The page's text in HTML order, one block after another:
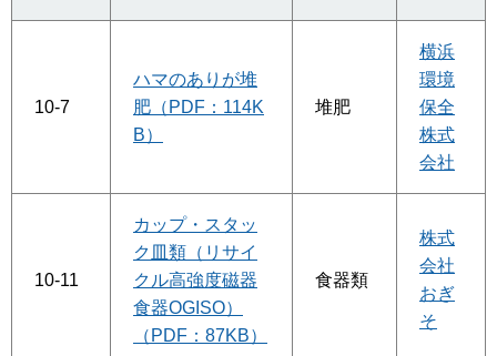
10-7
ハマのありが堆
肥（PDF：114K
B）
堆肥
横浜
環境
保全
株式
会社
10-11
カップ・スタッ
ク皿類（リサイ
クル高強度磁器
食器OGISO）
（PDF：87KB）
食器類
株式
会社
おぎ
そ